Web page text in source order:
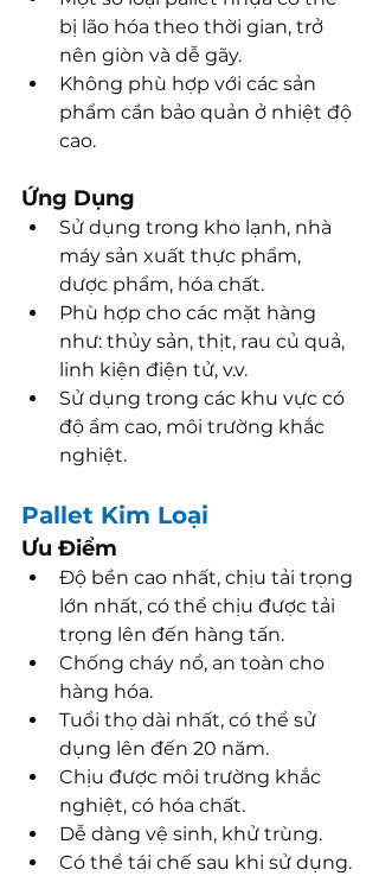
bị lão hóa theo thời gian, trở
nên giòn và dễ gãy.
Không phù hợp với các sản
phẩm cần bảo quản ở nhiệt độ
cao.
Ứng Dụng
Sử dụng trong kho lạnh, nhà
máy sản xuất thực phẩm,
dược phẩm, hóa chất.
Phù hợp cho các mặt hàng
như: thủy sản, thịt, rau củ quả,
linh kiện điện tử, v.v.
Sử dụng trong các khu vực có
độ ẩm cao, môi trường khắc
nghiệt.
Pallet Kim Loại
Ưu Điểm
Độ bền cao nhất, chịu tải trọng
lớn nhất, có thể chịu được tải
trọng lên đến hàng tấn.
Chống cháy nổ, an toàn cho
hàng hóa.
Tuổi thọ dài nhất, có thể sử
dụng lên đến 20 năm.
Chịu được môi trường khắc
nghiệt, có hóa chất.
Dễ dàng vệ sinh, khử trùng.
Có thể tái chế sau khi sử dụng.